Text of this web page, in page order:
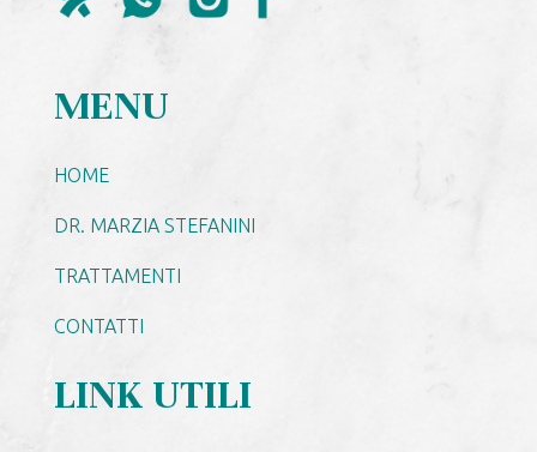
MENU
HOME
DR. MARZIA STEFANINI
TRATTAMENTI
CONTATTI
LINK UTILI